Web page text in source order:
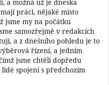
a možná už je dneska
práci, nějaké místo
jsme my na počátku
samozřejmě v redakcích
a z dnešního pohledu je to
řízení, a jedním
jsme chtěli dopředu
spojení s předchozím